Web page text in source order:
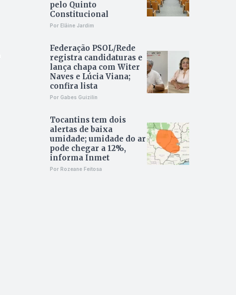
pelo Quinto
Constitucional
Por Elâine Jardim
Federação PSOL/Rede
registra candidaturas e
lança chapa com Witer
Naves e Lúcia Viana;
confira lista
Por Gabes Guizilin
Tocantins tem dois
alertas de baixa
umidade; umidade do ar
pode chegar a 12%,
informa Inmet
Por Rozeane Feitosa